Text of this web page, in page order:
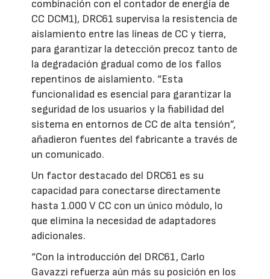
combinación con el contador de energía de
CC DCM1), DRC61 supervisa la resistencia de
aislamiento entre las líneas de CC y tierra,
para garantizar la detección precoz tanto de
la degradación gradual como de los fallos
repentinos de aislamiento. “Esta
funcionalidad es esencial para garantizar la
seguridad de los usuarios y la fiabilidad del
sistema en entornos de CC de alta tensión”,
añadieron fuentes del fabricante a través de
un comunicado.
Un factor destacado del DRC61 es su
capacidad para conectarse directamente
hasta 1.000 V CC con un único módulo, lo
que elimina la necesidad de adaptadores
adicionales.
“Con la introducción del DRC61, Carlo
Gavazzi refuerza aún más su posición en los